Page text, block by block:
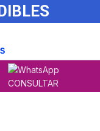
CONSULTAR